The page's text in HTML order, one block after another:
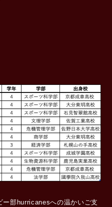
ー部hurricanesへの温かいご支